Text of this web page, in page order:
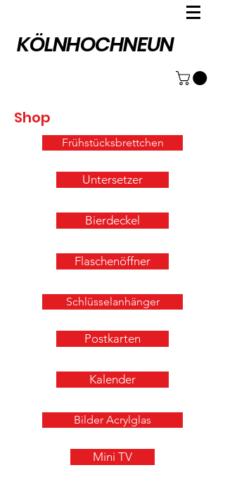
KÖLNHOCHNEUN
Shop
Frühstücksbrettchen
Untersetzer
Bierdeckel
Flaschenöffner
Schlüsselanhänger
Postkarten
Kalender
Bilder Acrylglas
Mini TV